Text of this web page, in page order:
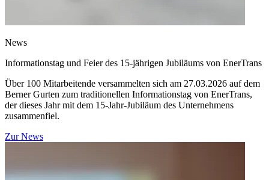
News
Informationstag und Feier des 15‑jährigen Jubiläums von EnerTrans
Über 100 Mitarbeitende versammelten sich am 27.03.2026 auf dem
Berner Gurten zum traditionellen Informationstag von EnerTrans,
der dieses Jahr mit dem 15‑Jahr‑Jubiläum des Unternehmens
zusammenfiel.
Zur News